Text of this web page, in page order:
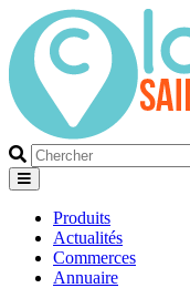
Que
recherchez-
vous?
Produits
Actualités
Commerces
Annuaire